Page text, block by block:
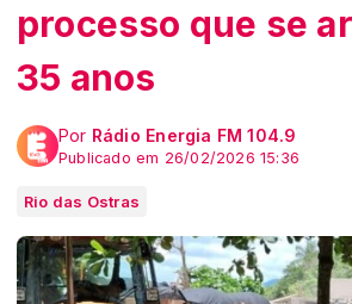
processo que se
35 anos
Por Rádio Energia FM 104.9
Publicado em 26/02/2026 15:36
Rio das Ostras